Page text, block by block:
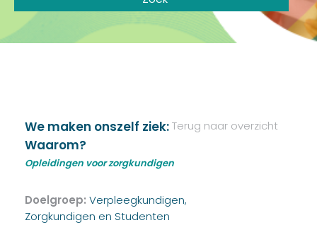
Terug naar overzicht
We maken onszelf ziek:
Waarom?
Opleidingen voor zorgkundigen
Doelgroep: Verpleegkundigen,
Zorgkundigen en Studenten